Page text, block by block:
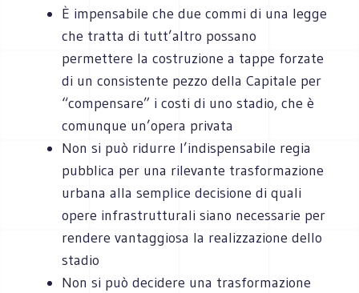
È impensabile che due commi di una legge
che tratta di tutt’altro possano
permettere la costruzione a tappe forzate
di un consistente pezzo della Capitale per
“compensare” i costi di uno stadio, che è
comunque un’opera privata
Non si può ridurre l’indispensabile regia
pubblica per una rilevante trasformazione
urbana alla semplice decisione di quali
opere infrastrutturali siano necessarie per
rendere vantaggiosa la realizzazione dello
stadio
Non si può decidere una trasformazione